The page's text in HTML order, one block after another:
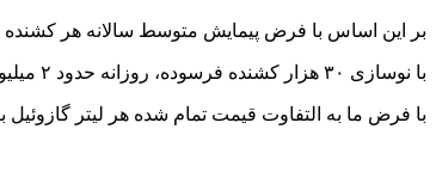
بر این اساس با فرض پیمایش متوسط سالانه هر کشنده برابر ۸۰ هزار کیلومتر و صرفه‌جویی ۳۰ لیتر در هر ۱۰۰ کیلومتر، هر کشنده در یک سال ۲۴ هزار لیتر سوخت
با نوسازی ۳۰ هزار کشنده فرسوده، روزانه حدود ۲ میلیون لیتر سوخت صرفه‌جویی می‌شود.
با فرض ما به التفاوت قیمت تمام شده هر لیتر گازوئیل با قیمت فعلی حدود ۵۰ هزار تومان، صرفه‌جویی